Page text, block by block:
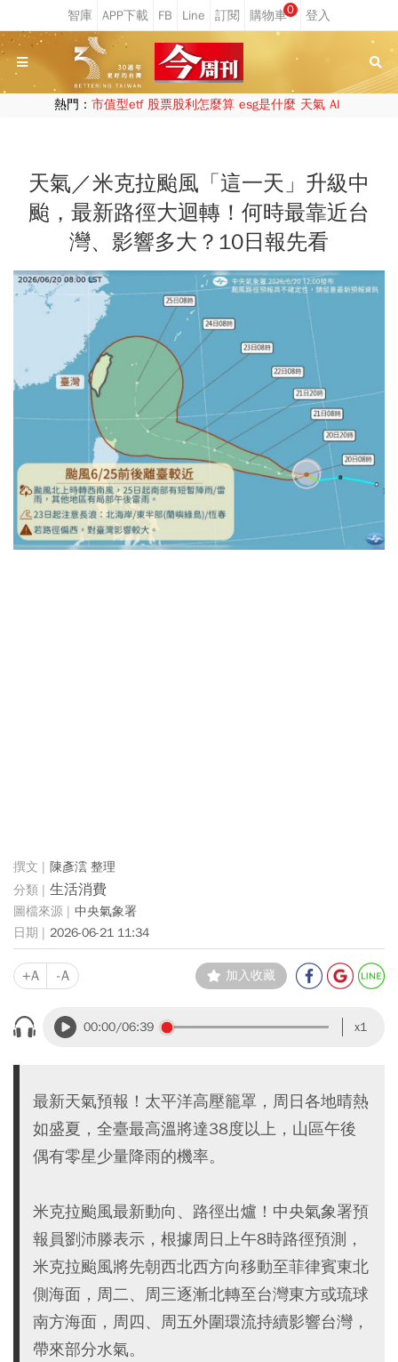
0
熱門： 市值型etf 股票股利怎麼算 esg是什麼 天氣 AI
天氣／米克拉颱風「這一天」升級中
颱，最新路徑大迴轉！何時最靠近台
灣、影響多大？10日報先看
陳彥澐 整理
生活消費
中央氣象署
2026-06-21 11:34
+A -A 加入收藏
00:00/06:39 x1
最新天氣預報！太平洋高壓籠罩，周日各地晴熱
如盛夏，全臺最高溫將達38度以上，山區午後
偶有零星少量降雨的機率。
米克拉颱風最新動向、路徑出爐！中央氣象署預
報員劉沛滕表示，根據周日上午8時路徑預測，
米克拉颱風將先朝西北西方向移動至菲律賓東北
側海面，周二、周三逐漸北轉至台灣東方或琉球
南方海面，周四、周五外圍環流持續影響台灣，
帶來部分水氣。